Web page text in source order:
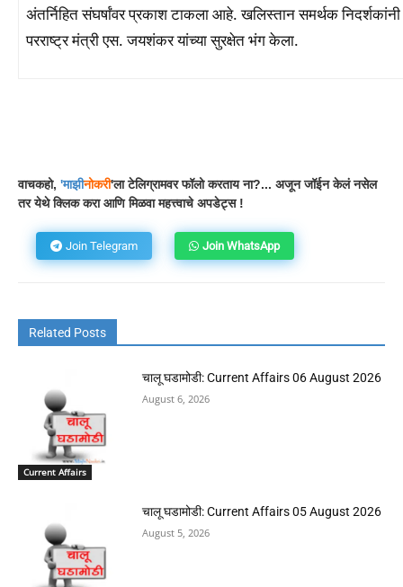
अंतर्निहित संघर्षांवर प्रकाश टाकला आहे. खलिस्तान समर्थक निदर्शकांनी
परराष्ट्र मंत्री एस. जयशंकर यांच्या सुरक्षेत भंग केला.
वाचकहो, 'माझीनोकरी'ला टेलिग्रामवर फॉलो करताय ना?... अजून जॉईन केलं नसेल
तर येथे क्लिक करा आणि मिळवा महत्त्वाचे अपडेट्स !
Join Telegram Join WhatsApp
Related Posts
Current Affairs
चालू घडामोडी: Current Affairs 06 August 2026
August 6, 2026
चालू घडामोडी: Current Affairs 05 August 2026
August 5, 2026